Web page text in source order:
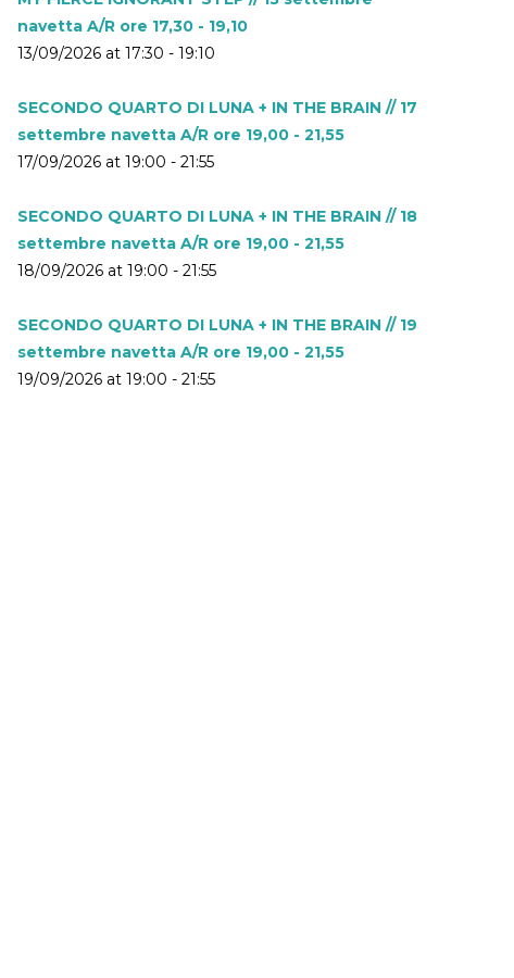
navetta A/R ore 17,30 - 19,10
13/09/2026 at 17:30 - 19:10
SECONDO QUARTO DI LUNA + IN THE BRAIN // 17
settembre navetta A/R ore 19,00 - 21,55
17/09/2026 at 19:00 - 21:55
SECONDO QUARTO DI LUNA + IN THE BRAIN // 18
settembre navetta A/R ore 19,00 - 21,55
18/09/2026 at 19:00 - 21:55
SECONDO QUARTO DI LUNA + IN THE BRAIN // 19
settembre navetta A/R ore 19,00 - 21,55
19/09/2026 at 19:00 - 21:55